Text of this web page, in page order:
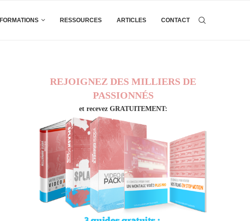
FORMATIONS RESSOURCES ARTICLES CONTACT
REJOIGNEZ DES MILLIERS DE
PASSIONNÉS
et recevez GRATUITEMENT: